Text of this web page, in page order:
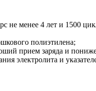
не менее 4 лет и 1500
полиэтилена;
прием заряда и
электролита и